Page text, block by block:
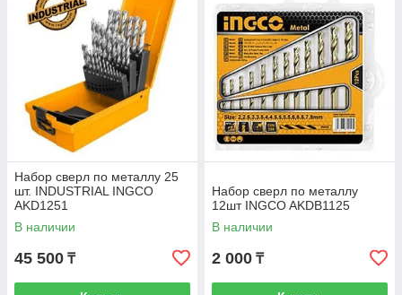
Набор сверл по металлу 25
шт. INDUSTRIAL INGCO
AKD1251
В наличии
45 500 ₸
Набор сверл по металлу
12шт INGCO AKDB1125
В наличии
2 000 ₸